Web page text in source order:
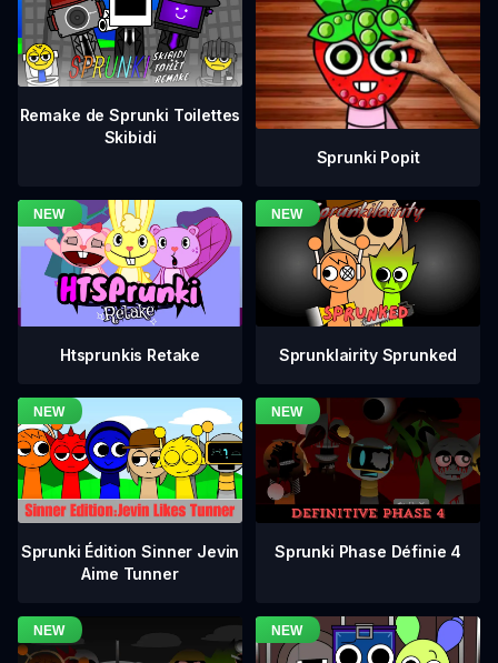
Remake de Sprunki Toilettes
Skibidi
Sprunki Popit
Htsprunkis Retake Sprunklairity Sprunked
Sprunki Édition Sinner Jevin
Aime Tunner
Sprunki Phase Définie 4